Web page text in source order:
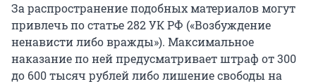
За распространение подобных материалов могут
привлечь по статье282 УК РФ («Возбуждение
ненависти либо вражды»). Максимальное
наказание по ней предусматривает штраф от 300
до 600 тысяч рублей либо лишение свободы на